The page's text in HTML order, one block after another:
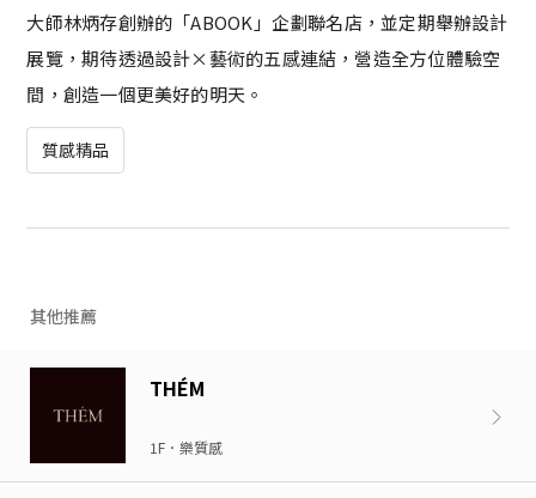
大師林炳存創辦的「ABOOK」企劃聯名店，並定期舉辦設計
展覽，期待透過設計×藝術的五感連結，營造全方位體驗空
間，創造一個更美好的明天。
質感精品
其他推薦
THÉM
1F．樂質感